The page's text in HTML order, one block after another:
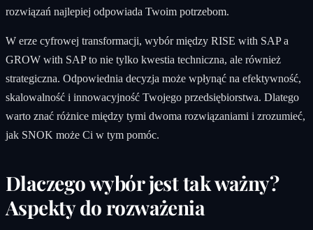
rozwiązań najlepiej odpowiada Twoim potrzebom.
W erze cyfrowej transformacji, wybór między RISE with SAP a
GROW with SAP to nie tylko kwestia techniczna, ale również
strategiczna. Odpowiednia decyzja może wpłynąć na efektywność,
skalowalność i innowacyjność Twojego przedsiębiorstwa. Dlatego
warto znać różnice między tymi dwoma rozwiązaniami i zrozumieć,
jak SNOK może Ci w tym pomóc.
Dlaczego wybór jest tak ważny?
Aspekty do rozważenia